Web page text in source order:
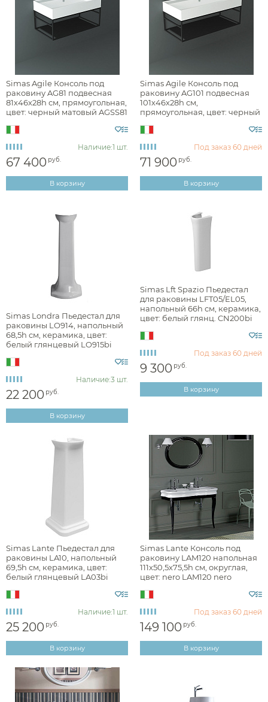
Форма
Ширина, см
Глубина, см
Высота, см
Simas Agile Консоль под
раковину AG81 подвесная
81х46х28h см, прямоугольная,
цвет: черный матовый AGSS81
Наличие:1 шт.
67 400 руб.
В корзину
Simas Agile Консоль под
раковину AG101 подвесная
101х46х28h см,
прямоугольная, цвет: черный
Под заказ 60 дней
71 900 руб.
В корзину
Simas Londra Пьедестал для
раковины LO914, напольный
68,5h см, керамика, цвет:
белый глянцевый LO915bi
Наличие:3 шт.
22 200 руб.
В корзину
Simas Lft Spazio Пьедестал
для раковины LFT05/EL05,
напольный 66h см, керамика,
цвет: белый глянц. CN200bi
Под заказ 60 дней
9 300 руб.
В корзину
Simas Lante Пьедестал для
раковины LA10, напольный
69,5h см, керамика, цвет:
белый глянцевый LA03bi
Наличие:1 шт.
25 200 руб.
В корзину
Simas Lante Консоль под
раковину LAM120 напольная
111х50,5х75,5h см, округлая,
цвет: nero LAM120 nero
Под заказ 60 дней
149 100 руб.
В корзину